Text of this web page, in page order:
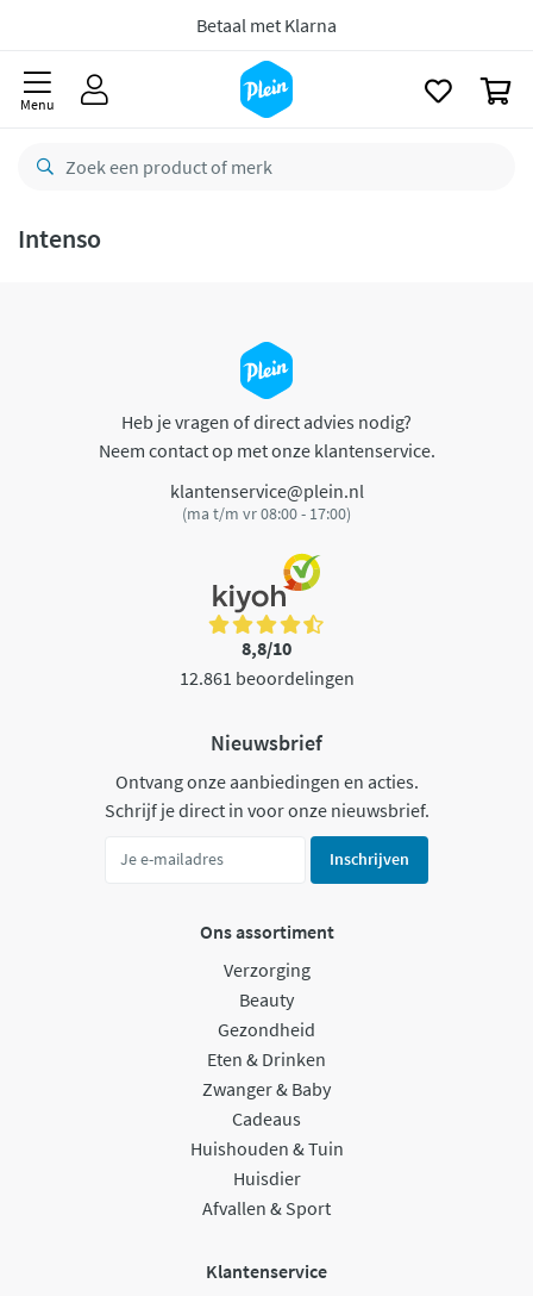
Betaal met Klarna
Menu
Intenso
Heb je vragen of direct advies nodig?
Neem contact op met onze klantenservice.
klantenservice@plein.nl
(ma t/m vr 08:00 - 17:00)
8,8/10
12.861 beoordelingen
Nieuwsbrief
Ontvang onze aanbiedingen en acties.
Schrijf je direct in voor onze nieuwsbrief.
Inschrijven
Ons assortiment
Verzorging
Beauty
Gezondheid
Eten & Drinken
Zwanger & Baby
Cadeaus
Huishouden & Tuin
Huisdier
Afvallen & Sport
Klantenservice